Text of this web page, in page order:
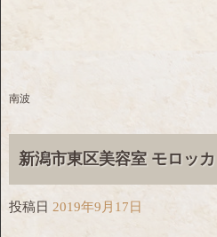
南波
新潟市東区美容室 モロッ
投稿日 2019年9月17日